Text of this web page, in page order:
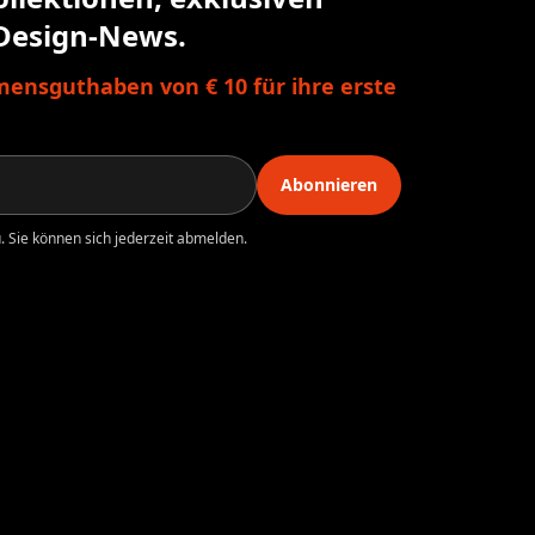
News.
von € 10 für ihre erste
Abonnieren
können sich jederzeit abmelden.